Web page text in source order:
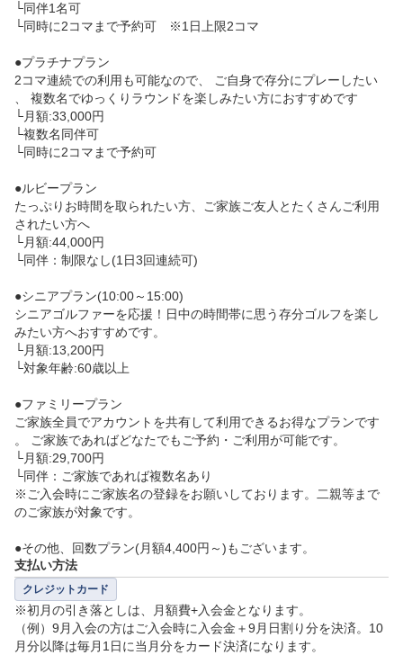
└同伴1名可
└同時に2コマまで予約可　※1日上限2コマ
●プラチナプラン
2コマ連続での利用も可能なので、 ご自身で存分にプレーしたい
、 複数名でゆっくりラウンドを楽しみたい方におすすめです
└月額:33,000円
└複数名同伴可
└同時に2コマまで予約可
●ルビープラン
たっぷりお時間を取られたい方、ご家族ご友人とたくさんご利用
されたい方へ
└月額:44,000円
└同伴：制限なし(1日3回連続可)
●シニアプラン(10:00～15:00)
シニアゴルファーを応援！日中の時間帯に思う存分ゴルフを楽し
みたい方へおすすめです。
└月額:13,200円
└対象年齢:60歳以上
●ファミリープラン
ご家族全員でアカウントを共有して利用できるお得なプランです
。 ご家族であればどなたでもご予約・ご利用が可能です。
└月額:29,700円
└同伴：ご家族であれば複数名あり
※ご入会時にご家族名の登録をお願いしております。二親等まで
のご家族が対象です。
●その他、回数プラン(月額4,400円～)もございます。
支払い方法
クレジットカード
※初月の引き落としは、月額費+入会金となります。
（例）9月入会の方はご入会時に入会金＋9月日割り分を決済。10
月分以降は毎月1日に当月分をカード決済になります。